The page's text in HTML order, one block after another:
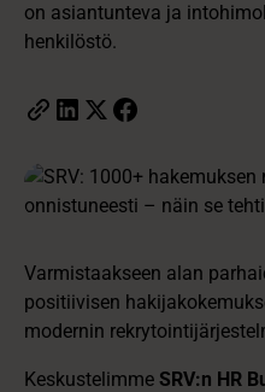
on asiantunteva ja
henkilöstö.
Varmistaakseen alan
positiivisen
modernin
Keskustelimme SRV:n HR